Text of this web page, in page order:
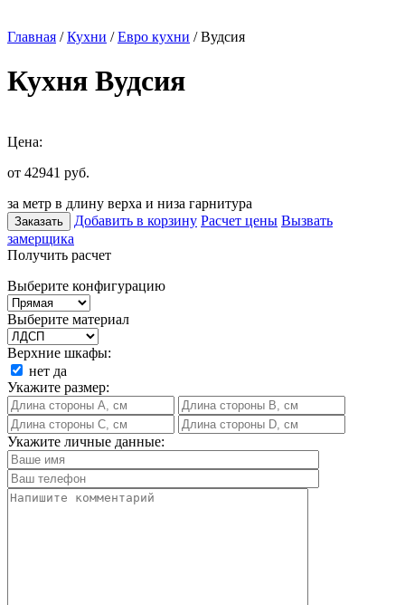
Главная /Кухни /Евро кухни / Вудсия
Кухня Вудсия
Цена:
от 42941 руб.
за метр в длину верха и низа гарнитура
Заказать Добавить в корзину Расчет цены Вызвать
замерщика
Получить расчет
Выберите конфигурацию
Выберите материал
Верхние шкафы:
нет да
Укажите размер:
Укажите личные данные: